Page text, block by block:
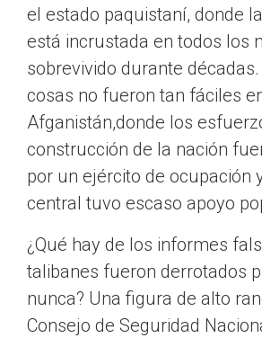
el estado paquistaní, donde
está incrustada en todos los
sobrevivido durante
cosas no fueron tan fáciles
Afganistán,donde los
construcción de la nación
por un ejército de ocupación
central tuvo escaso apoyo
¿Qué hay de los informes
talibanes fueron derrotados
nunca? Una figura de alto
Consejo de Seguridad